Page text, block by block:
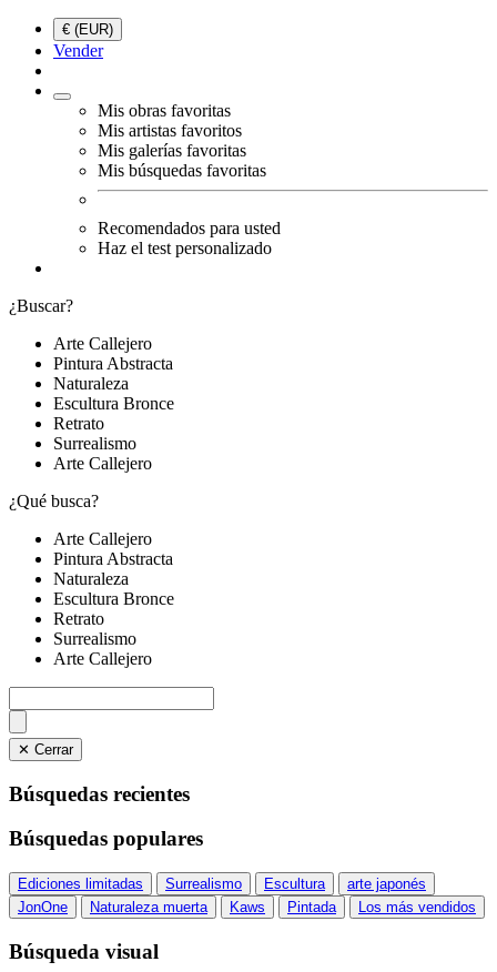
€ (EUR)
Vender
Mis obras favoritas
Mis artistas favoritos
Mis galerías favoritas
Mis búsquedas favoritas
Recomendados para usted
Haz el test personalizado
¿Buscar?
Arte Callejero
Pintura Abstracta
Naturaleza
Escultura Bronce
Retrato
Surrealismo
Arte Callejero
¿Qué busca?
Arte Callejero
Pintura Abstracta
Naturaleza
Escultura Bronce
Retrato
Surrealismo
Arte Callejero
✕ Cerrar
Búsquedas recientes
Búsquedas populares
Ediciones limitadas Surrealismo Escultura
arte japonés
JonOne
Naturaleza muerta Kaws Pintada Los más vendidos
Búsqueda visual